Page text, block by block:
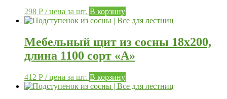
298 Р / цена за шт. В корзину
Мебельный щит из сосны 18х200,
длина 1100 сорт «А»
412 Р / цена за шт. В корзину